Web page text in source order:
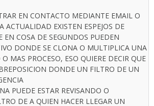
EN CONTACTO MEDIANTE EMAIL O
ACTUALIDAD EXISTEN ESPEJOS DE
EN COSA DE SEGUNDOS PUEDEN
DONDE SE CLONA O MULTIPLICA UNA
MAS PROCESO, ESO QUIERE DECIR QUE
DONDE UN FILTRO DE UN
PUEDE ESTAR REVISANDO O
DE A QUIEN HACER LLEGAR UN